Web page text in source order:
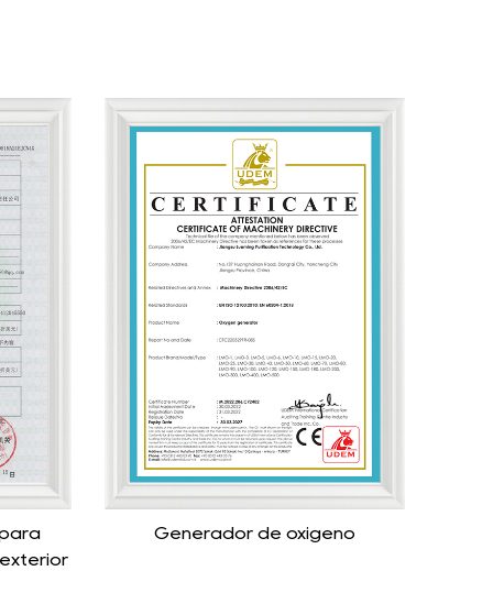
Generador de nitrógeno CE